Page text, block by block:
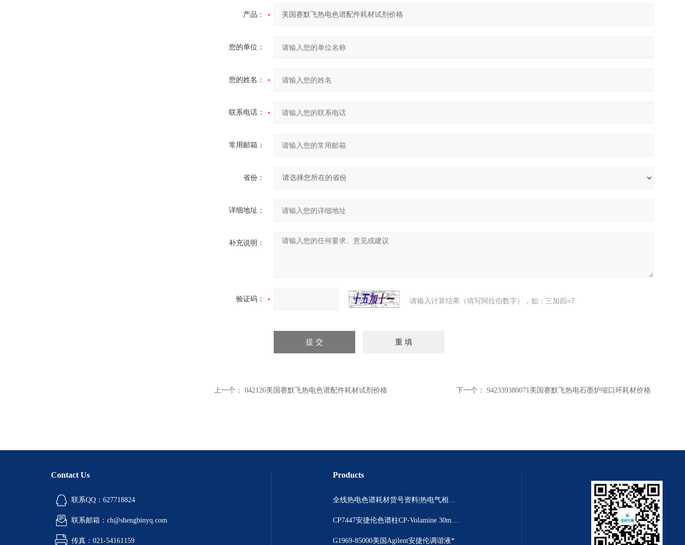
产品：
您的单位：
您的姓名：
联系电话：
常用邮箱：
省份：
详细地址：
补充说明：
验证码： 请输入计算结果（填写阿拉伯数字），如：三加四=7
上一个： 042126美国赛默飞热电色谱配件耗材试剂价格 下一个： 942339380071美国赛默飞热电石墨炉缩口环耗材价格
Contact Us
联系QQ：627718824
联系邮箱：ch@shengbinyq.com
传真：021-54161159
Products
全线热电色谱耗材货号资料|热电气相色谱耗材货号|热电气相色谱耗材货号总代理
CP7447安捷伦色谱柱CP-Volamine 30m x 0.32mm
G1969-85000美国Agilent安捷伦调谐液*